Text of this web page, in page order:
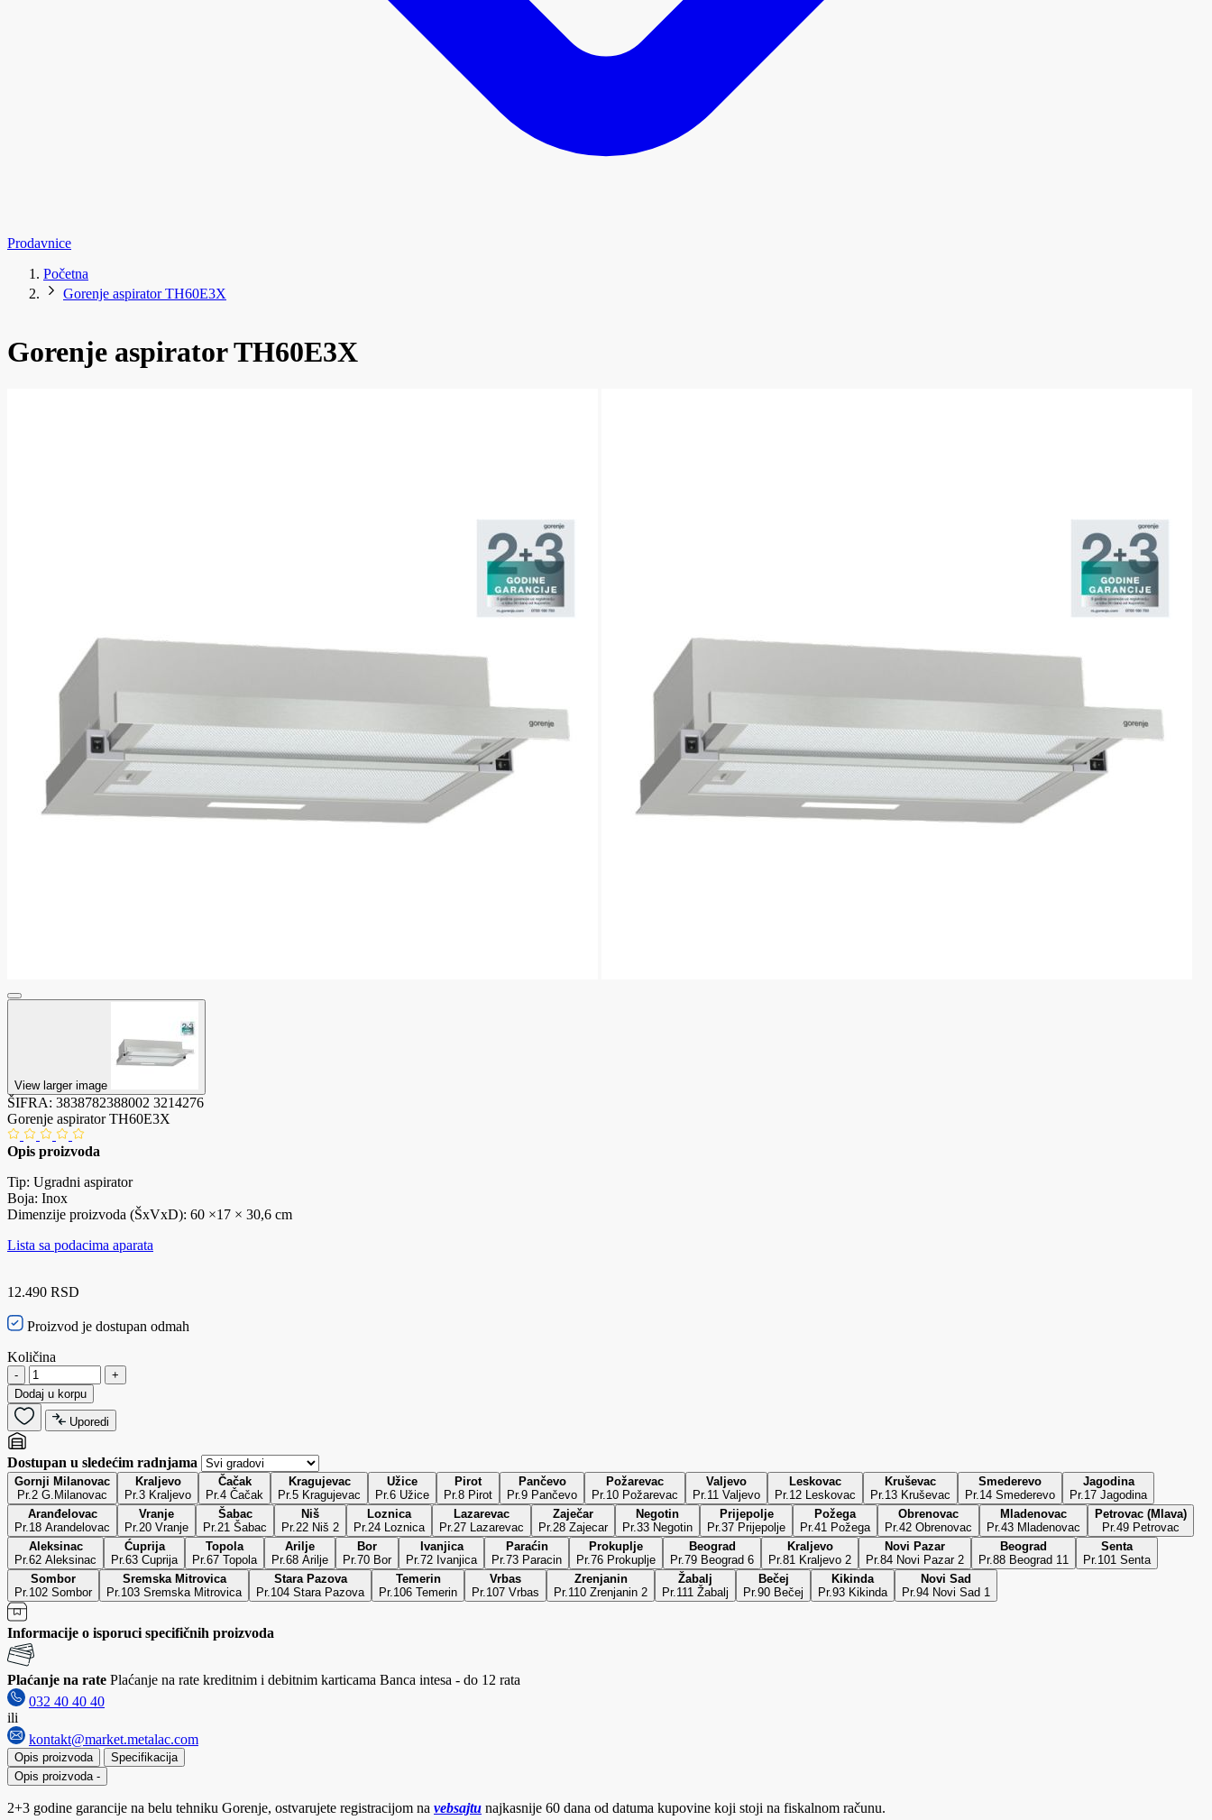
Prodavnice
Početna
Gorenje aspirator TH60E3X
Gorenje aspirator TH60E3X
View larger image
ŠIFRA: 3838782388002 3214276
Gorenje aspirator TH60E3X
Opis proizvoda
Tip: Ugradni aspirator
Boja: Inox
Dimenzije proizvoda (ŠxVxD): 60 ×17 × 30,6 cm
Lista sa podacima aparata
12.490 RSD
Proizvod je dostupan odmah
Količina
-
+
Dodaj u korpu
Uporedi
Dostupan u sledećim radnjama
Gornji Milanovac
Pr.2 G.Milanovac
Kraljevo
Pr.3 Kraljevo
Čačak
Pr.4 Čačak
Kragujevac
Pr.5 Kragujevac
Užice
Pr.6 Užice
Pirot
Pr.8 Pirot
Pančevo
Pr.9 Pančevo
Požarevac
Pr.10 Požarevac
Valjevo
Pr.11 Valjevo
Leskovac
Pr.12 Leskovac
Kruševac
Pr.13 Kruševac
Smederevo
Pr.14 Smederevo
Jagodina
Pr.17 Jagodina
Aranđelovac
Pr.18 Arandelovac
Vranje
Pr.20 Vranje
Šabac
Pr.21 Šabac
Niš
Pr.22 Niš 2
Loznica
Pr.24 Loznica
Lazarevac
Pr.27 Lazarevac
Zaječar
Pr.28 Zajecar
Negotin
Pr.33 Negotin
Prijepolje
Pr.37 Prijepolje
Požega
Pr.41 Požega
Obrenovac
Pr.42 Obrenovac
Mladenovac
Pr.43 Mladenovac
Petrovac (Mlava)
Pr.49 Petrovac
Aleksinac
Pr.62 Aleksinac
Ćuprija
Pr.63 Cuprija
Topola
Pr.67 Topola
Arilje
Pr.68 Arilje
Bor
Pr.70 Bor
Ivanjica
Pr.72 Ivanjica
Paraćin
Pr.73 Paracin
Prokuplje
Pr.76 Prokuplje
Beograd
Pr.79 Beograd 6
Kraljevo
Pr.81 Kraljevo 2
Novi Pazar
Pr.84 Novi Pazar 2
Beograd
Pr.88 Beograd 11
Senta
Pr.101 Senta
Sombor
Pr.102 Sombor
Sremska Mitrovica
Pr.103 Sremska Mitrovica
Stara Pazova
Pr.104 Stara Pazova
Temerin
Pr.106 Temerin
Vrbas
Pr.107 Vrbas
Zrenjanin
Pr.110 Zrenjanin 2
Žabalj
Pr.111 Žabalj
Bečej
Pr.90 Bečej
Kikinda
Pr.93 Kikinda
Novi Sad
Pr.94 Novi Sad 1
Informacije o isporuci specifičnih proizvoda
Plaćanje na rate Plaćanje na rate kreditnim i debitnim karticama Banca intesa - do 12 rata
032 40 40 40
ili
kontakt@market.metalac.com
Opis proizvoda
Specifikacija
Opis proizvoda -
2+3 godine garancije na belu tehniku Gorenje, ostvarujete registracijom na vebsajtu najkasnije 60 dana od datuma kupovine koji stoji na fiskalnom računu.